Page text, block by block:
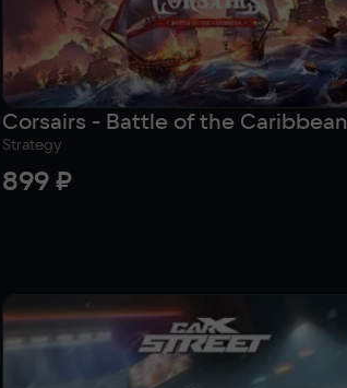
Corsairs - Battle of the Caribbean
Strategy
899 ₽